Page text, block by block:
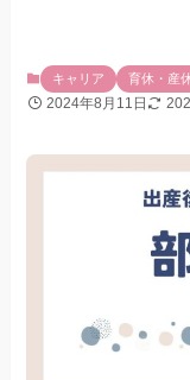
キャリア 育休・産
2024年8月11日